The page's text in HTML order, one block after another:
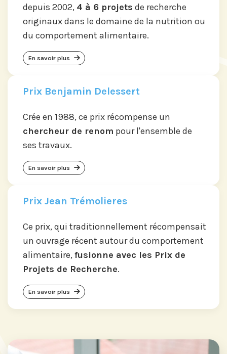
depuis 2002, 4 à 6 projets de recherche
originaux dans le domaine de la nutrition ou
du comportement alimentaire.
En savoir plus
Prix Benjamin Delessert
Crée en 1988, ce prix récompense un
chercheur de renom pour l'ensemble de
ses travaux.
En savoir plus
Prix Jean Trémolieres
Ce prix, qui traditionnellement récompensait
un ouvrage récent autour du comportement
alimentaire,fusionne avec les Prix de
Projets de Recherche.
En savoir plus